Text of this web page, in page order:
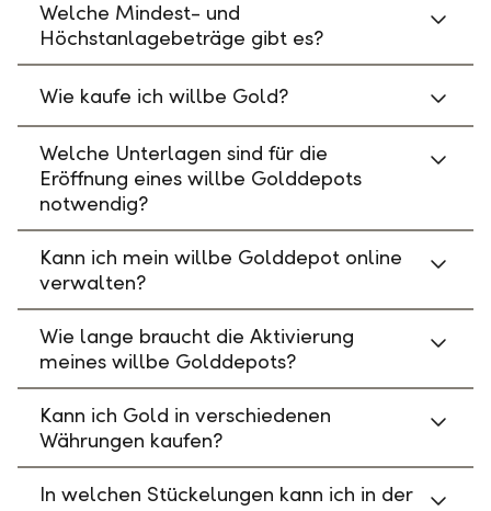
Welche Mindest- und
Höchstanlagebeträge gibt es?
Wie kaufe ich willbe Gold?
Welche Unterlagen sind für die
Eröffnung eines willbe Golddepots
notwendig?
Kann ich mein willbe Golddepot online
verwalten?
Wie lange braucht die Aktivierung
meines willbe Golddepots?
Kann ich Gold in verschiedenen
Währungen kaufen?
In welchen Stückelungen kann ich in der